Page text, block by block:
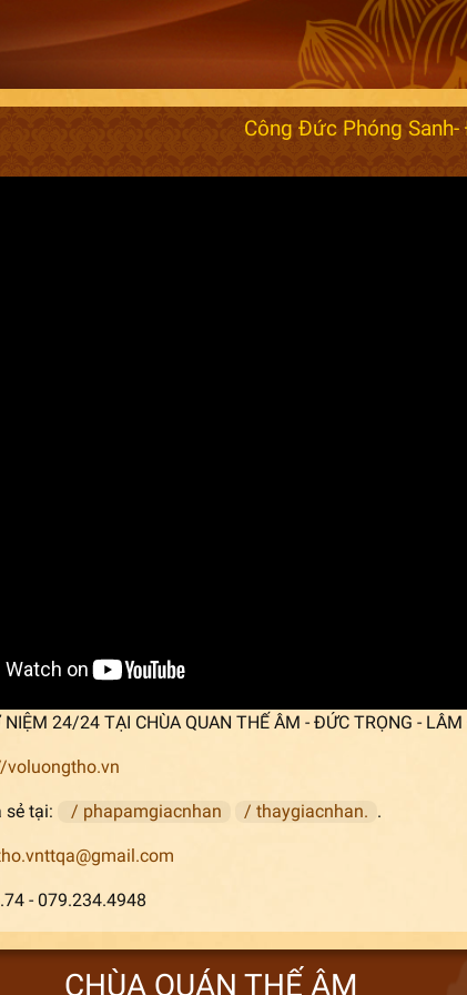
Công Đức Phóng
NIỆM 24/24 TẠI CHÙA QUAN THẾ ÂM - ĐỨC TRỌNG -
voluongtho.vn
sẻ tại: / phapamgiacnhan / thaygiacnhan. .
- 079.234.4948
CHÙA QUÁN THẾ ÂM